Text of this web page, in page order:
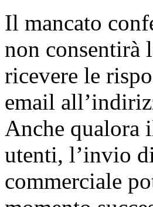
Il mancato
non consentirà
ricevere le
email
Anche qualora
utenti, l’invio
commerciale